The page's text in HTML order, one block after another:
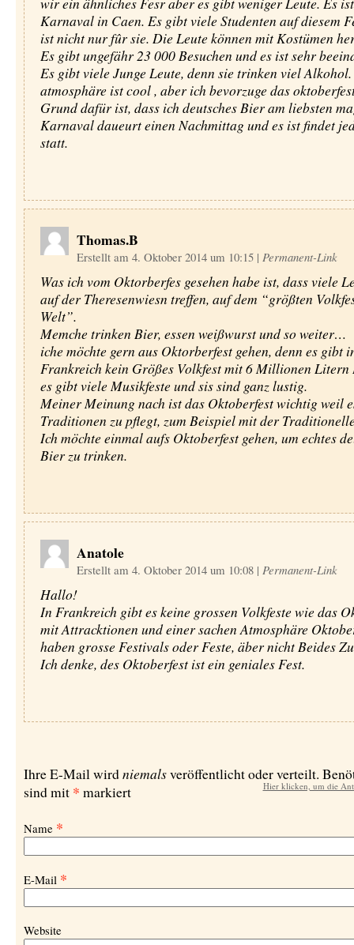
Karnaval in Caen. Es gibt viele Studenten auf diesem
ist nicht nur fûr sie. Die Leute können mit Kostümen
Es gibt ungefähr 23 000 Besuchen und es ist sehr
Es gibt viele Junge Leute, denn sie trinken viel
atmosphäre ist cool , aber ich bevorzuge das
Grund dafür ist, dass ich deutsches Bier am liebsten
Karnaval daueurt einen Nachmittag und es ist findet
statt.
Thomas.B
Erstellt am 4. Oktober 2014 um 10:15 | Permanent-Link
Was ich vom Oktorberfes gesehen habe ist, dass viele
auf der Theresenwiesn treffen, auf dem “größten
Welt”.
Memche trinken Bier, essen weißwurst und so weiter…
iche möchte gern aus Oktorberfest gehen, denn es gibt
Frankreich kein Größes Volkfest mit 6 Millionen Litern
es gibt viele Musikfeste und sis sind ganz lustig.
Meiner Meinung nach ist das Oktoberfest wichtig weil
Traditionen zu pflegt, zum Beispiel mit der
Ich möchte einmal aufs Oktoberfest gehen, um echtes
Bier zu trinken.
Anatole
Erstellt am 4. Oktober 2014 um 10:08 | Permanent-Link
Hallo!
In Frankreich gibt es keine grossen Volkfeste wie das
mit Attracktionen und einer sachen Atmosphäre
haben grosse Festivals oder Feste, äber nicht Beides
Ich denke, des Oktoberfest ist ein geniales Fest.
Hier klicken, um die
Ihre E-Mail wirdniemalsveröffentlicht oder verteilt.
sind mit * markiert
Name *
E-Mail *
Website